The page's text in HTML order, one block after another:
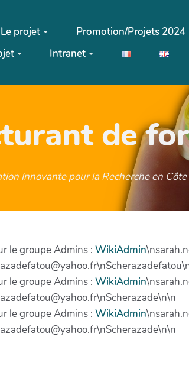
Le projet Promotion/Projets 2024
Intranet
de
Innovante pour la Recherche en
le groupe Admins : WikiAdmin
le groupe Admins : WikiAdmin
le groupe Admins : WikiAdmin